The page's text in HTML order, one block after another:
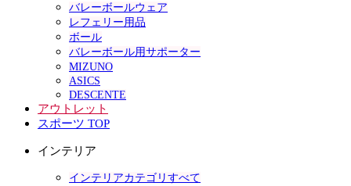
バレーボールウェア
レフェリー用品
ボール
バレーボール用サポーター
MIZUNO
ASICS
DESCENTE
アウトレット
スポーツ TOP
インテリア
インテリアカテゴリすべて